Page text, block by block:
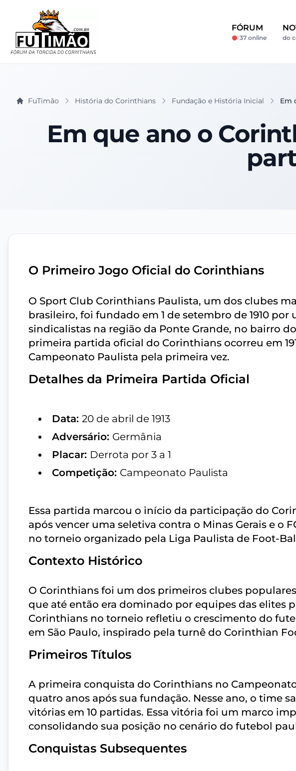
FÓRUM
37 online do
FuTimão História do Corinthians Fundação e História Inicial Em
Em que ano o
O Primeiro Jogo Oficial do Corinthians
O Sport Club Corinthians Paulista, um dos clubes
brasileiro, foi fundado em 1 de setembro de 1910
sindicalistas na região da Ponte Grande, no bairro
primeira partida oficial do Corinthians ocorreu em
Campeonato Paulista pela primeira vez.
Detalhes da Primeira Partida Oficial
Data: 20 de abril de 1913
Adversário: Germânia
Placar: Derrota por 3 a 1
Competição: Campeonato Paulista
Essa partida marcou o início da participação do
após vencer uma seletiva contra o Minas Gerais e o
no torneio organizado pela Liga Paulista de Foot-
Contexto Histórico
O Corinthians foi um dos primeiros clubes
que até então era dominado por equipes das elites
Corinthians no torneio refletiu o crescimento do
em São Paulo, inspirado pela turnê do Corinthian
Primeiros Títulos
A primeira conquista do Corinthians no
quatro anos após sua fundação. Nesse ano, o time
vitórias em 10 partidas. Essa vitória foi um marco
consolidando sua posição no cenário do futebol
Conquistas Subsequentes